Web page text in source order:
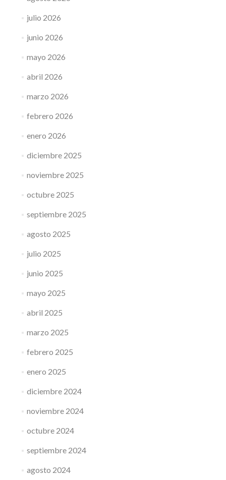
julio 2026
junio 2026
mayo 2026
abril 2026
marzo 2026
febrero 2026
enero 2026
diciembre 2025
noviembre 2025
octubre 2025
septiembre 2025
agosto 2025
julio 2025
junio 2025
mayo 2025
abril 2025
marzo 2025
febrero 2025
enero 2025
diciembre 2024
noviembre 2024
octubre 2024
septiembre 2024
agosto 2024